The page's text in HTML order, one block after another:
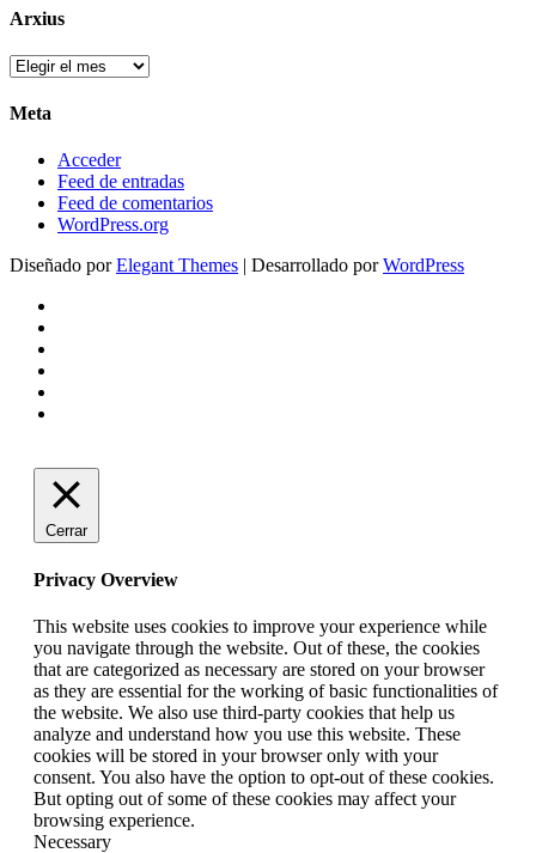
Arxius
Arxius
Meta
Acceder
Feed de entradas
Feed de comentarios
WordPress.org
Diseñado porElegant Themes | Desarrollado porWordPress
Cerrar
Privacy Overview
This website uses cookies to improve your experience while
you navigate through the website. Out of these, the cookies
that are categorized as necessary are stored on your browser
as they are essential for the working of basic functionalities of
the website. We also use third-party cookies that help us
analyze and understand how you use this website. These
cookies will be stored in your browser only with your
consent. You also have the option to opt-out of these cookies.
But opting out of some of these cookies may affect your
browsing experience.
Necessary